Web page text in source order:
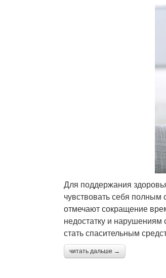
Для поддержания
чувствовать себя
отмечают сокращение
недостатку и
стать спасительным
читать дальше →